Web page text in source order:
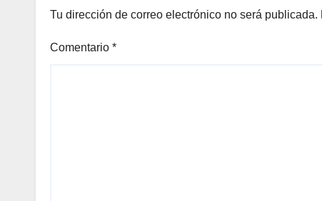
Tu dirección de correo electrónico no será publicada.
Comentario *